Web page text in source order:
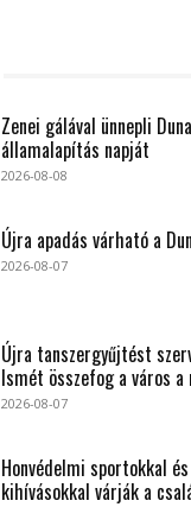
Zenei gálával ünnepli
államalapítás napját
2026-08-08
Újra apadás várható a
2026-08-07
Újra tanszergyűjtést
Ismét összefog a város a
2026-08-07
Honvédelmi sportokkal
kihívásokkal várják a